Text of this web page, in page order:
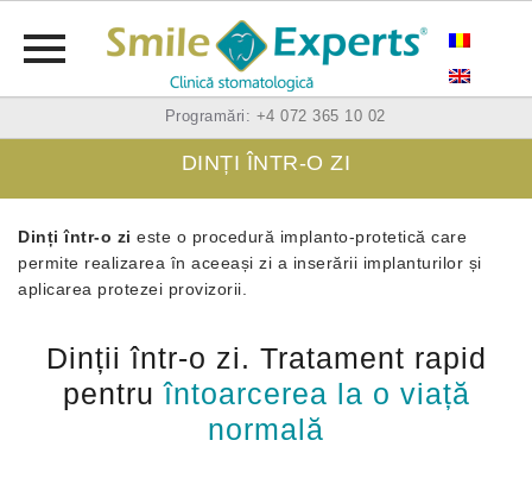
Programări: +4 072 365 10 02
to
DINȚI ÎNTR-O ZI
Dinți într-o zi este o procedură implanto-protetică care
permite realizarea în aceeași zi a inserării implanturilor și
aplicarea protezei provizorii.
Dinții într-o zi. Tratament rapid
pentruîntoarcerea la o viață
normală